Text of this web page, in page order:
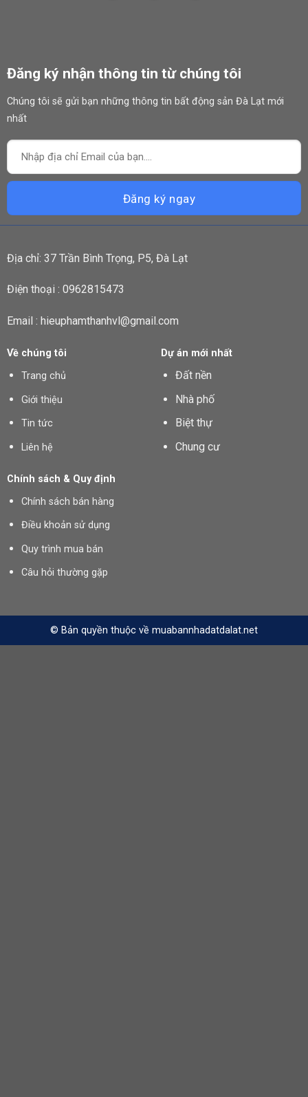
Đăng ký nhận thông tin từ chúng tôi
Chúng tôi sẽ gửi bạn những thông tin bất động sản Đà Lạt mới
nhất
Địa chỉ: 37 Trần Bình Trọng, P5, Đà Lạt
Điện thoại : 0962815473
Email : hieuphamthanhvl@gmail.com
Về chúng tôi
Trang chủ
Giới thiệu
Tin tức
Liên hệ
Dự án mới nhất
Đất nền
Nhà phố
Biệt thự
Chung cư
Chính sách & Quy định
Chính sách bán hàng
Điều khoản sử dụng
Quy trình mua bán
Câu hỏi thường gặp
© Bản quyền thuộc về muabannhadatdalat.net